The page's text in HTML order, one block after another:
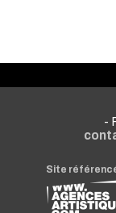
-
Site